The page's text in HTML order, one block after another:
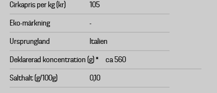
Cirkapris per kg (kr) 105
Eko-märkning -
Ursprungland Italien
Deklarerad koncentration (g) * ca 560
Salthalt (g/100g) 0,10